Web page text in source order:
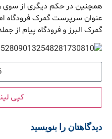
همچنین در حکم دیگری از سوی
عنوان سرپرست گمرک فرودگاه
گمرک البرز و فرودگاه پیام از
کپی
دیدگاهتان را بنویسید